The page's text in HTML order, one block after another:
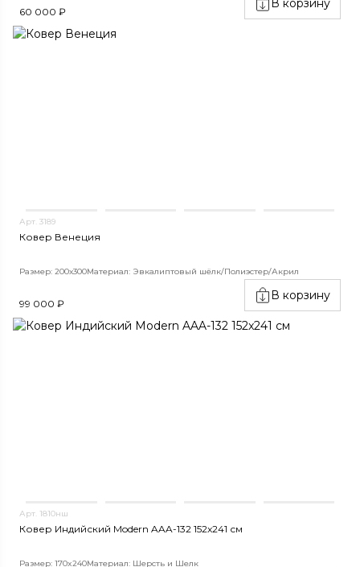
60 000 ₽
Арт. 3189
Ковер Венеция
Размер: 200х300Материал: Эвкалиптовый шёлк/Полиэстер/Акрил
99 000 ₽
В корзину
Арт. 1810нш
Ковер Индийский Modern AAA-132 152x241 см
Размер: 170x240Материал: Шерсть и Шелк